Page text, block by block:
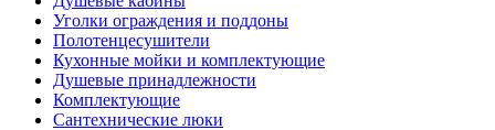
Уголки ограждения и поддоны
Полотенцесушители
Кухонные мойки и комплектующие
Душевые принадлежности
Комплектующие
Сантехнические люки